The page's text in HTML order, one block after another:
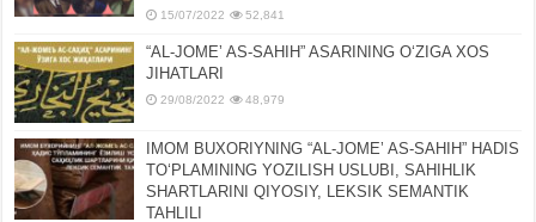
15/07/2022 52,841
“AL-JOMEʼ AS-SAHIH” ASARINING OʻZIGA XOS
JIHATLARI
29/08/2022 48,979
IMOM BUXORIYNING “AL-JOMEʼ AS-SAHIH” HADIS
TOʻPLAMINING YOZILISH USLUBI, SAHIHLIK
SHARTLARINI QIYOSIY, LЕKSIK SЕMANTIK
TAHLILI